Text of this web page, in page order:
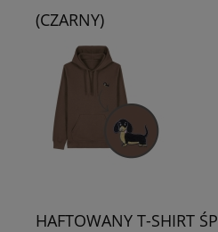
(CZARNY)
HAFTOWANY T-SHIRT